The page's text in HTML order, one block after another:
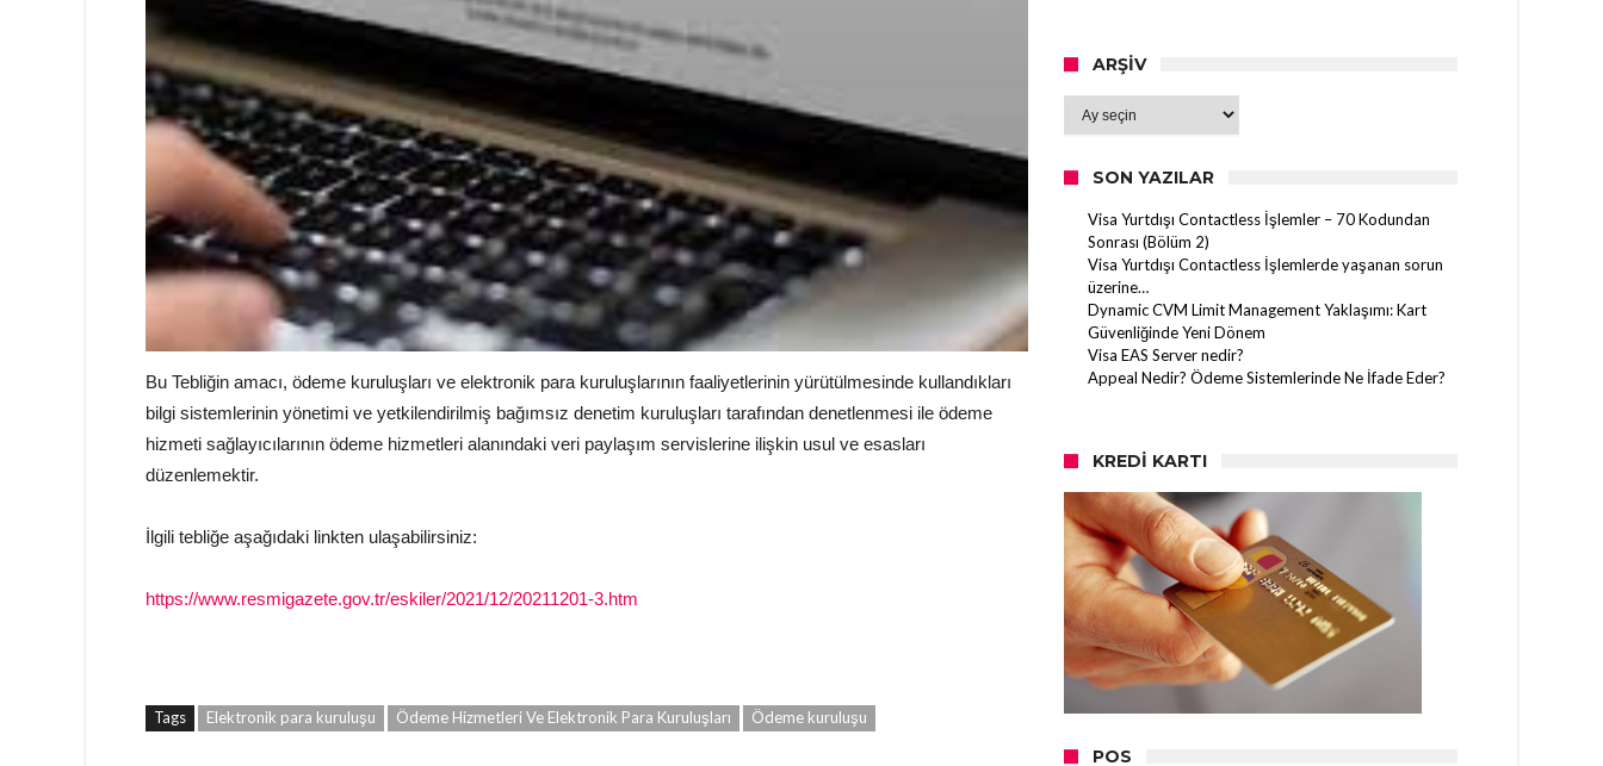
Bu Tebliğin amacı, ödeme kuruluşları ve elektronik para kuruluşlarının faaliyetlerinin yürütülmesinde kullandıkları
bilgi sistemlerinin yönetimi ve yetkilendirilmiş bağımsız denetim kuruluşları tarafından denetlenmesi ile ödeme
hizmeti sağlayıcılarının ödeme hizmetleri alanındaki veri paylaşım servislerine ilişkin usul ve esasları
düzenlemektir.
İlgili tebliğe aşağıdaki linkten ulaşabilirsiniz:
https://www.resmigazete.gov.tr/eskiler/2021/12/20211201-3.htm
Tags Elektronik para kuruluşu Ödeme Hizmetleri Ve Elektronik Para Kuruluşları Ödeme kuruluşu
ARŞIV
SON YAZILAR
Visa Yurtdışı Contactless İşlemler – 70 Kodundan
Sonrası (Bölüm 2)
Visa Yurtdışı Contactless İşlemlerde yaşanan sorun
üzerine…
Dynamic CVM Limit Management Yaklaşımı: Kart
Güvenliğinde Yeni Dönem
Visa EAS Server nedir?
Appeal Nedir? Ödeme Sistemlerinde Ne İfade Eder?
KREDI KARTI
POS